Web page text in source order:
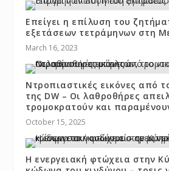
Επείγει η επίλυση του
εξετάσεων τετράμηνων στη
March 16, 2023
Ντροπιαστικές εικόνες από
της DW – Οι λαθροθήρες
τρομοκρατούν και
October 15, 2025
Η ενεργειακή φτώχεια στην